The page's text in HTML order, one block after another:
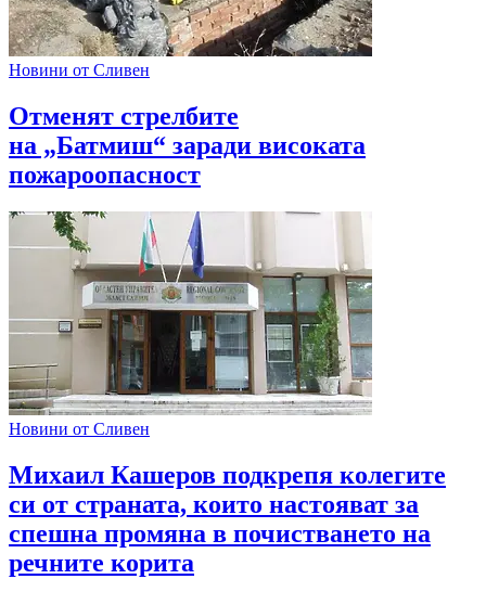
Новини от Сливен
Отменят стрелбите
на „Батмиш“ заради високата
пожароопасност
Новини от Сливен
Михаил Кашеров подкрепя колегите
си от страната, които настояват за
спешна промяна в почистването на
речните корита